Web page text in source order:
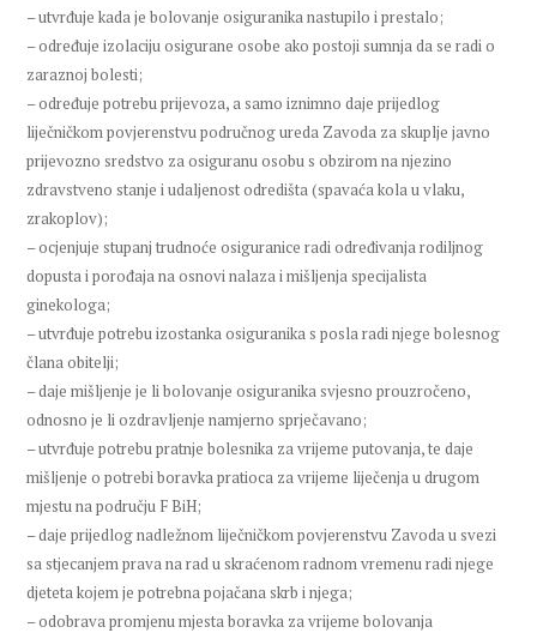
– utvrđuje kada je bolovanje osiguranika nastupilo i prestalo;
– određuje izolaciju osigurane osobe ako postoji sumnja da se radi o
zaraznoj bolesti;
– određuje potrebu prijevoza, a samo iznimno daje prijedlog
liječničkom povjerenstvu područnog ureda Zavoda za skuplje javno
prijevozno sredstvo za osiguranu osobu s obzirom na njezino
zdravstveno stanje i udaljenost odredišta (spavaća kola u vlaku,
zrakoplov);
– ocjenjuje stupanj trudnoće osiguranice radi određivanja rodiljnog
dopusta i porođaja na osnovi nalaza i mišljenja specijalista
ginekologa;
– utvrđuje potrebu izostanka osiguranika s posla radi njege bolesnog
člana obitelji;
– daje mišljenje je li bolovanje osiguranika svjesno prouzročeno,
odnosno je li ozdravljenje namjerno sprječavano;
– utvrđuje potrebu pratnje bolesnika za vrijeme putovanja, te daje
mišljenje o potrebi boravka pratioca za vrijeme liječenja u drugom
mjestu na području F BiH;
– daje prijedlog nadležnom liječničkom povjerenstvu Zavoda u svezi
sa stjecanjem prava na rad u skraćenom radnom vremenu radi njege
djeteta kojem je potrebna pojačana skrb i njega;
– odobrava promjenu mjesta boravka za vrijeme bolovanja